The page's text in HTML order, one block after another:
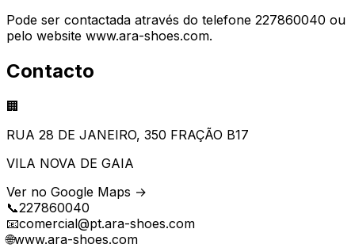
Pode ser contactada através do telefone 227860040 ou
pelo website www.ara-shoes.com.
Contacto
🏢
RUA 28 DE JANEIRO, 350 FRAÇÃO B17
VILA NOVA DE GAIA
Ver no Google Maps →
📞227860040
📧comercial@pt.ara-shoes.com
🌐www.ara-shoes.com